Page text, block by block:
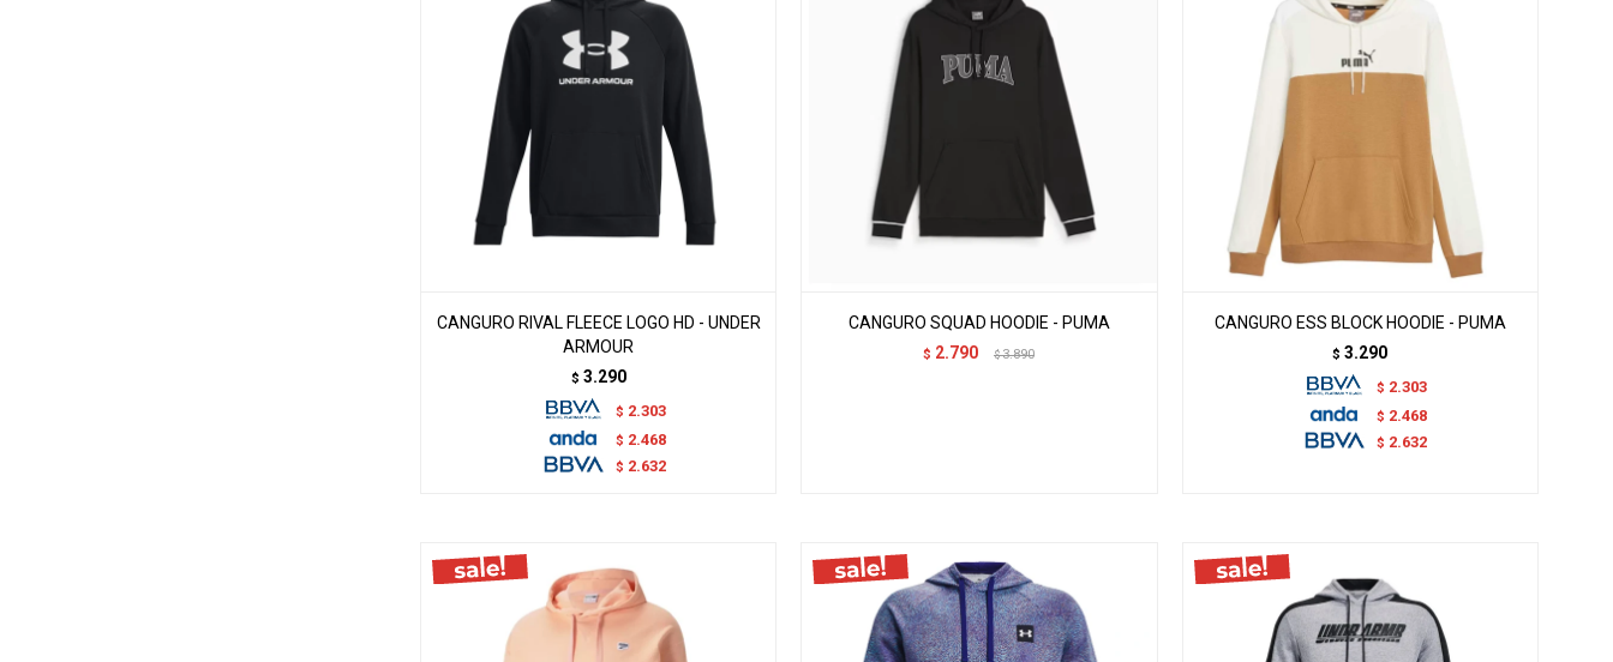
CANGURO RIVAL FLEECE LOGO HD - UNDER
ARMOUR
$ 3.290
$ 2.303
$ 2.468
$ 2.632
CANGURO SQUAD HOODIE - PUMA
$ 2.790 $ 3.890
CANGURO ESS BLOCK HOODIE - PUMA
$ 3.290
$ 2.303
$ 2.468
$ 2.632